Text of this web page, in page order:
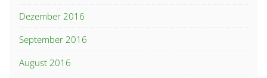
Dezember 2016
September 2016
August 2016